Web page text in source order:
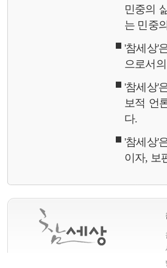
민중의
는 민중
'참세상'
으로서
'참세상'
보적 언
다.
'참세상'
이자, 보